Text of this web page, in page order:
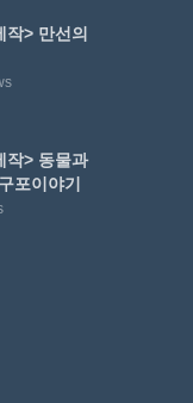
작> 만선의
작> 동물과
포이야기